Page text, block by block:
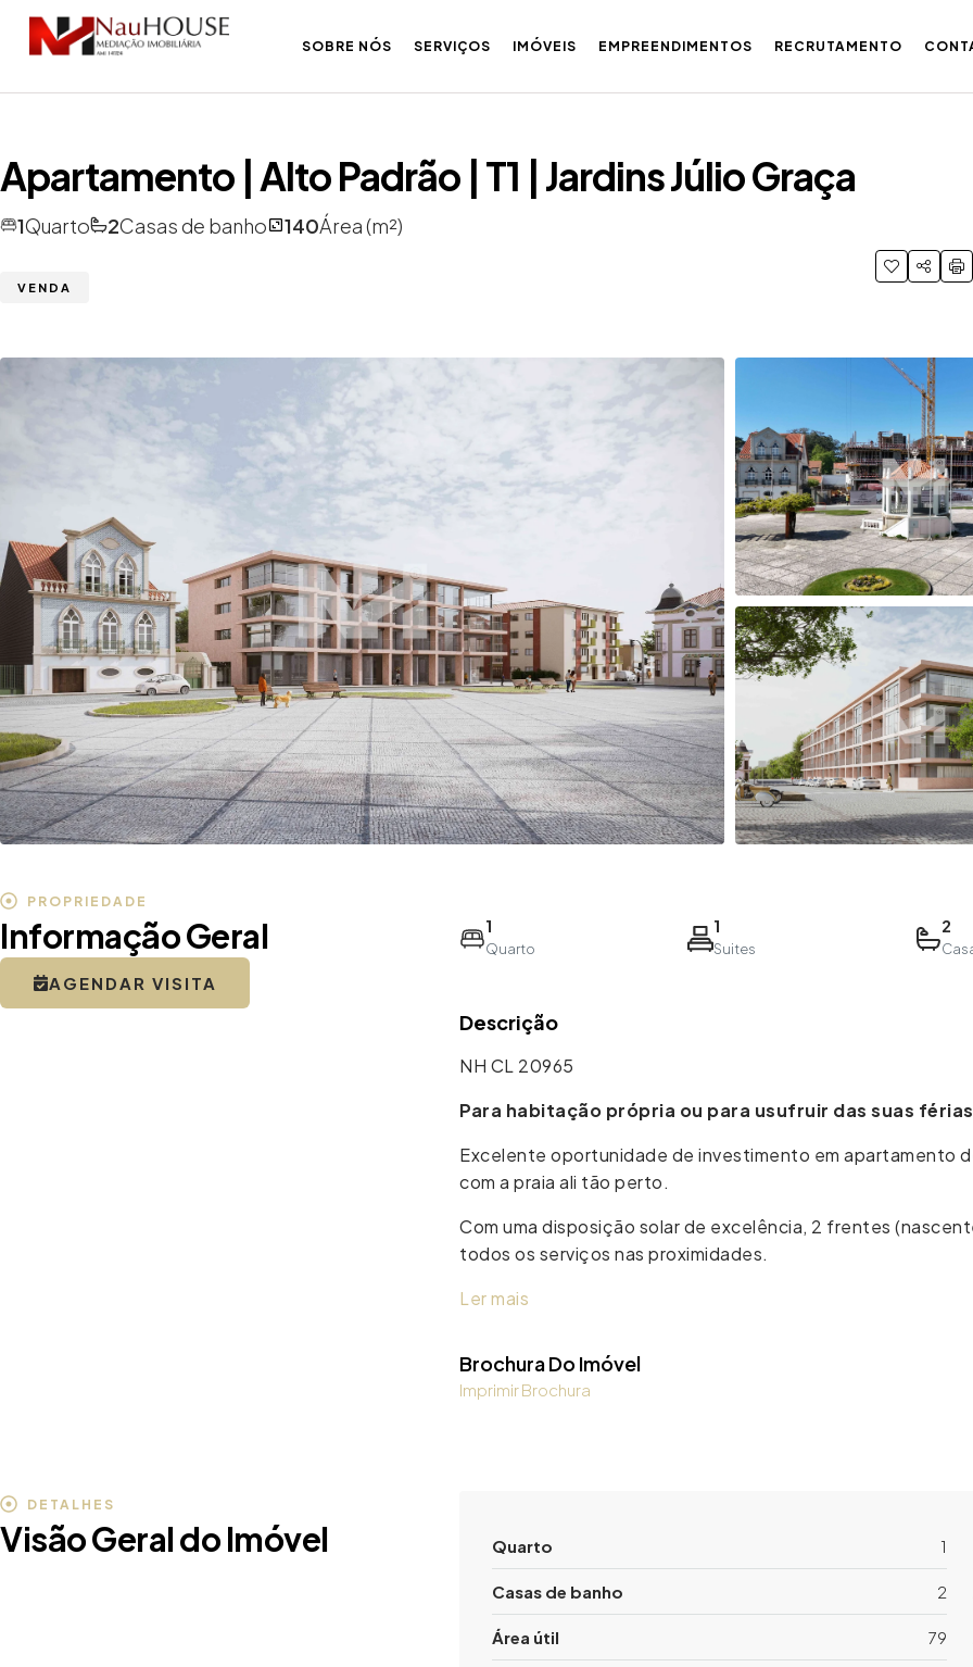
SOBRE NÓS SERVIÇOS IMÓVEIS EMPREENDIMENTOS RECRUTAMENTO
Apartamento | Alto Padrão | T1 | Jardins Júlio Graça
Quarto
1 Casas de banho
2 Área (m²)
140
VENDA
PROPRIEDADE
Informação Geral
AGENDAR VISITA
1
Quarto
1
Suites
2
Descrição
NH CL 20965
Para habitação própria ou para usufruir das suas
Excelente oportunidade de investimento em apartamento
com a praia ali tão perto.
Com uma disposição solar de excelência, 2 frentes
todos os serviços nas proximidades.
Ler mais
Brochura Do Imóvel
Imprimir Brochura
DETALHES
Visão Geral do Imóvel Quarto 1
Casas de banho 2
Área útil 79